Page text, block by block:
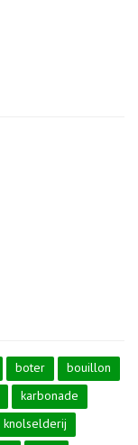
boter
bouillon
karbonade
knolselderij